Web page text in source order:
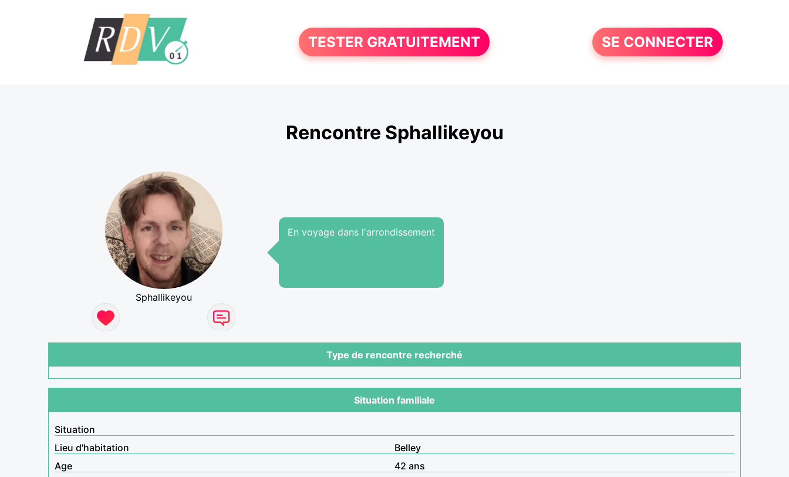
TESTER GRATUITEMENT SE CONNECTER
Rencontre Sphallikeyou
Sphallikeyou
En voyage dans l'arrondissement
Type de rencontre recherché
Situation familiale
Situation
Lieu d'habitation
Belley
Age
42 ans